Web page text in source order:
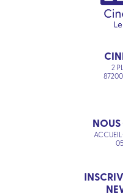
2
NOUS